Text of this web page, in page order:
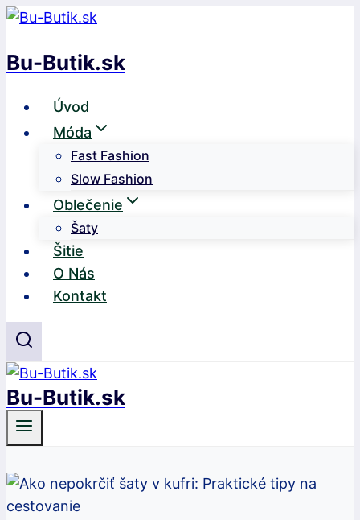
Skip
content
Bu-Butik.sk
Úvod
Móda
Fast Fashion
Slow Fashion
Oblečenie
Šaty
Šitie
O Nás
Kontakt
Bu-Butik.sk